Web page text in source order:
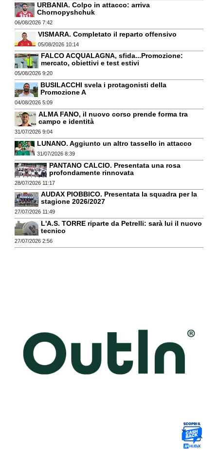
URBANIA. Colpo in attacco: arriva
Chornopyshchuk
06/08/2026 7:42
VISMARA. Completato il reparto offensivo
05/08/2026 10:14
FALCO ACQUALAGNA, sfida...Promozione:
mercato, obiettivi e test estivi
05/08/2026 9:20
BUSILACCHI svela i protagonisti della
Promozione A
04/08/2026 5:09
ALMA FANO, il nuovo corso prende forma tra
campo e identità
31/07/2026 9:04
LUNANO. Aggiunto un altro tassello in attacco
31/07/2026 8:39
PANTANO CALCIO. Presentata una rosa
profondamente rinnovata
28/07/2026 11:17
AUDAX PIOBBICO. Presentata la squadra per la
stagione 2026/2027
27/07/2026 11:49
L'A.S. TORRE riparte da Petrelli: sarà lui il nuovo
tecnico
27/07/2026 2:56